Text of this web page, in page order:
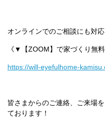
オンラインでのご相談にも対応
《▼【ZOOM】で家づくり無料
https://will-eyefulhome-
皆さまからのご連絡、ご来場
ております！